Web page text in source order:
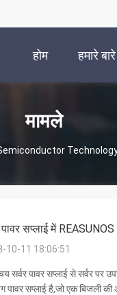
होम हमारे
मामले
Technology
पावर सप्लाई में
10-11 18:06:51
सर्वर पावर सप्लाई से सर्वर
पावर सप्लाई है,जो एक बिजली की